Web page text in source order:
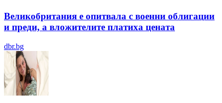
Великобритания е опитвала с военни облигации
и преди, а вложителите платиха цената
dbr.bg